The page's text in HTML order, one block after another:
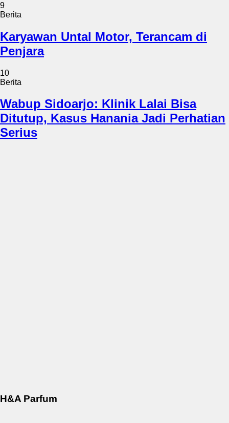
9
Berita
Karyawan Untal Motor, Terancam di
Penjara
10
Berita
Wabup Sidoarjo: Klinik Lalai Bisa
Ditutup, Kasus Hanania Jadi Perhatian
Serius
H&A Parfum